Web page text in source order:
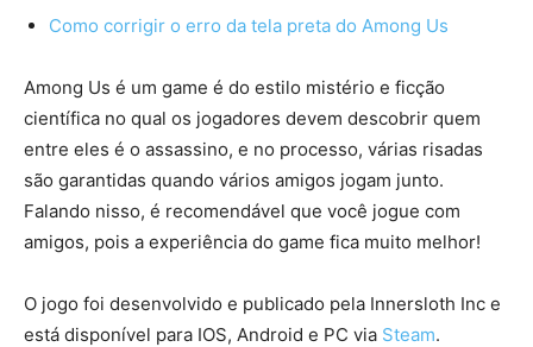
Como corrigir o erro da tela preta do Among Us
Among Us é um game é do estilo mistério e ficção
científica no qual os jogadores devem descobrir quem
entre eles é o assassino, e no processo, várias risadas
são garantidas quando vários amigos jogam junto.
Falando nisso, é recomendável que você jogue com
amigos, pois a experiência do game fica muito melhor!
O jogo foi desenvolvido e publicado pela Innersloth Inc e
está disponível para IOS, Android e PC via Steam.